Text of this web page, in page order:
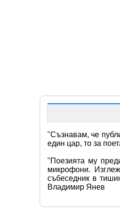
"Съзнавам, че
един цар, то за
"Поезията му
микрофони.
събеседник в
Владимир Янев